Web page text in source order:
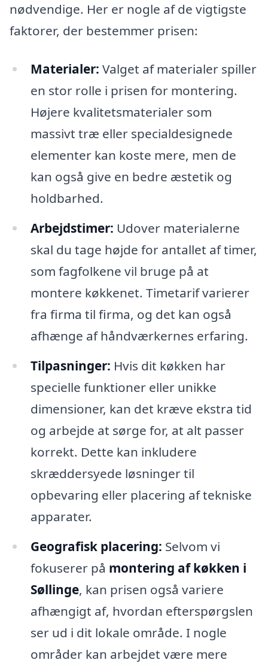
nødvendige. Her er nogle af de vigtigste
faktorer, der bestemmer prisen:
Materialer: Valget af materialer spiller
en stor rolle i prisen for montering.
Højere kvalitetsmaterialer som
massivt træ eller specialdesignede
elementer kan koste mere, men de
kan også give en bedre æstetik og
holdbarhed.
Arbejdstimer: Udover materialerne
skal du tage højde for antallet af timer,
som fagfolkene vil bruge på at
montere køkkenet. Timetarif varierer
fra firma til firma, og det kan også
afhænge af håndværkernes erfaring.
Tilpasninger: Hvis dit køkken har
specielle funktioner eller unikke
dimensioner, kan det kræve ekstra tid
og arbejde at sørge for, at alt passer
korrekt. Dette kan inkludere
skræddersyede løsninger til
opbevaring eller placering af tekniske
apparater.
Geografisk placering: Selvom vi
fokuserer på montering af køkken i
Søllinge, kan prisen også variere
afhængigt af, hvordan efterspørgslen
ser ud i dit lokale område. I nogle
områder kan arbejdet være mere